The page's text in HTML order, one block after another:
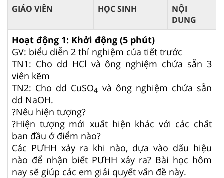
GIÁO VIÊN HỌC SINH
NỘI
DUNG
Hoạt động 1: Khởi động (5 phút)
GV: biểu diễn 2 thí nghiệm của tiết trước
TN1: Cho dd HCl và ông nghiệm chứa sẵn 3
viên kẽm
TN2: Cho dd CuSO4 và ông nghiệm chứa sẵn
dd NaOH.
?Nêu hiện tượng?
?Hiện tượng mới xuất hiện khác với các chất
ban đầu ở điểm nào?
Các PƯHH xảy ra khi nào, dựa vào dấu hiệu
nào để nhận biết PƯHH xảy ra? Bài học hôm
nay sẽ giúp các em giải quyết vấn đề này.